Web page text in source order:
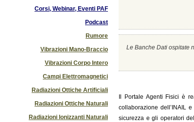
Corsi, Webinar, Eventi PAF
Podcast
Rumore
Vibrazioni Mano-Braccio
Vibrazioni Corpo Intero
Campi Elettromagnetici
Radiazioni Ottiche Artificiali
Radiazioni Ottiche Naturali
Radiazioni Ionizzanti Naturali
Le Banche Dati ospitate
Portale Agenti Fisici è
collaborazione dell’INAIL
sicurezza e gli operatori